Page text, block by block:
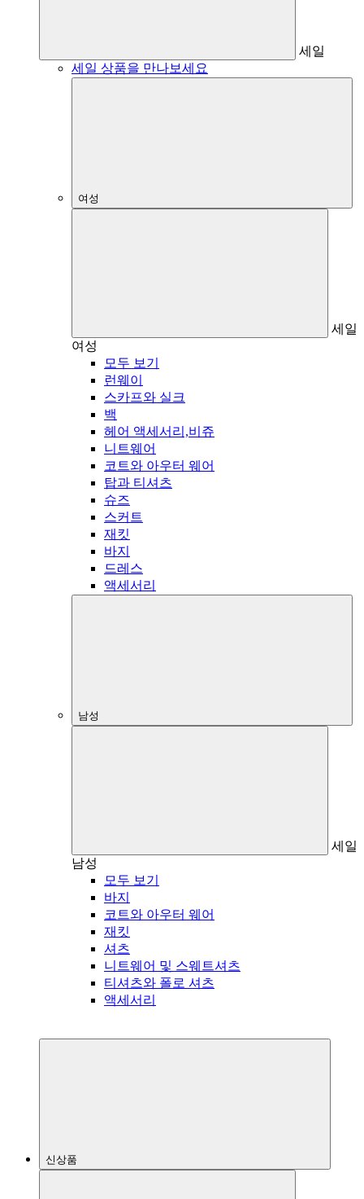
세일
세일 상품을 만나보세요
여성
세일
여성
모두 보기
런웨이
스카프와 실크
백
헤어 액세서리,비쥬
니트웨어
코트와 아우터 웨어
탑과 티셔츠
슈즈
스커트
재킷
바지
드레스
액세서리
남성
세일
남성
모두 보기
바지
코트와 아우터 웨어
재킷
셔츠
니트웨어 및 스웨트셔츠
티셔츠와 폴로 셔츠
액세서리
신상품